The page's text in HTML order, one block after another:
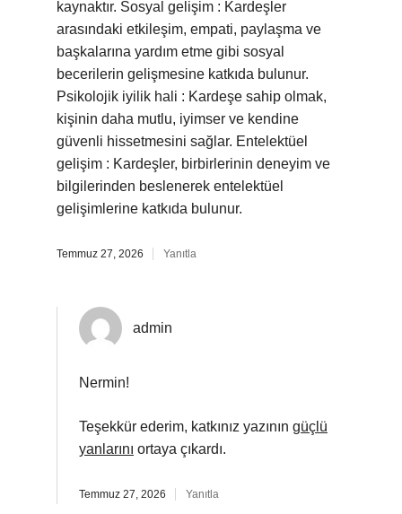
kaynaktır. Sosyal gelişim : Kardeşler
arasındaki etkileşim, empati, paylaşma ve
başkalarına yardım etme gibi sosyal
becerilerin gelişmesine katkıda bulunur.
Psikolojik iyilik hali : Kardeşe sahip olmak,
kişinin daha mutlu, iyimser ve kendine
güvenli hissetmesini sağlar. Entelektüel
gelişim : Kardeşler, birbirlerinin deneyim ve
bilgilerinden beslenerek entelektüel
gelişimlerine katkıda bulunur.
Temmuz 27, 2026 Yanıtla
admin
Nermin!
Teşekkür ederim, katkınız yazının güçlü
yanlarını ortaya çıkardı.
Temmuz 27, 2026 Yanıtla